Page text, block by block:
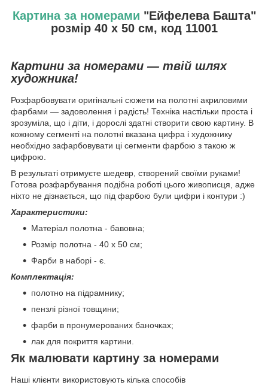
Картина за номерами "Ейфелева Башта"
розмір 40 х 50 см, код 11001
Картини за номерами — твій шлях
художника!
Розфарбовувати оригінальні сюжети на полотні акриловими
фарбами — задоволення і радість! Техніка настільки проста і
зрозуміла, що і діти, і дорослі здатні створити свою картину. В
кожному сегменті на полотні вказана цифра і художнику
необхідно зафарбовувати ці сегменти фарбою з такою ж
цифрою.
В результаті отримуєте шедевр, створений своїми руками!
Готова розфарбування подібна роботі цього живописця, адже
ніхто не дізнається, що під фарбою були цифри і контури :)
Характеристики:
Матеріал полотна - бавовна;
Розмір полотна - 40 х 50 см;
Фарби в наборі - є.
Комплектація:
полотно на підрамнику;
пензлі різної товщини;
фарби в пронумерованих баночках;
лак для покриття картини.
Як малювати картину за номерами
Наші клієнти використовують кілька способів